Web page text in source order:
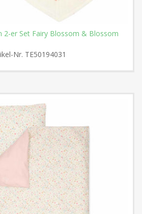
2-er Set Fairy Blossom & Blossom
Nr. TE50194031